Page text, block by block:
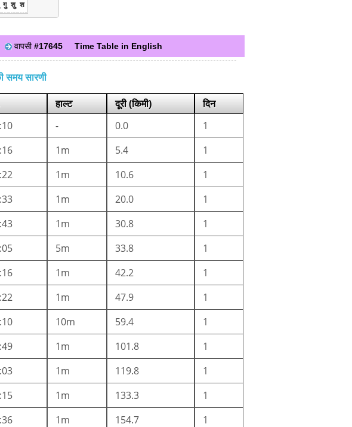
गु शु श
वापसी#17645 Time Table in English
समय सारणी
हाल्ट दूरी (किमी)
दिन
- 0.0
1
1m 5.4
1
1m 10.6
1
1m 20.0
1
1m 30.8
1
5m 33.8
1
1m 42.2
1
1m 47.9
1
10m 59.4
1
1m 101.8
1
1m 119.8
1
1m 133.3
1
1m 154.7
1